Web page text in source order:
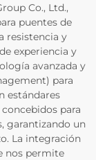
Co., Ltd.,
puentes de
resistencia y
experiencia y
avanzada y
para
estándares
para
garantizando un
La integración
nos permite